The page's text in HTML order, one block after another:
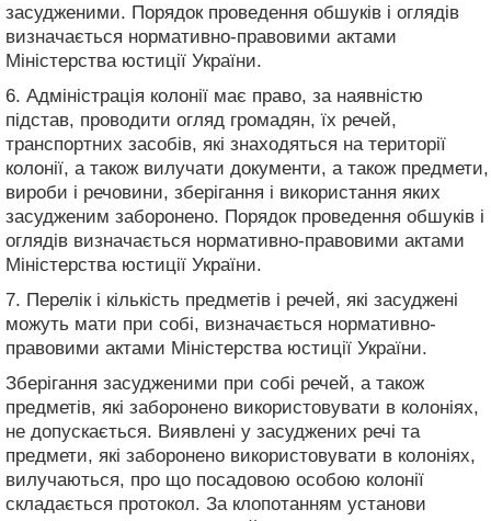
засудженими. Порядок проведення обшуків і оглядів
визначається нормативно-правовими актами
Міністерства юстиції України.
6. Адміністрація колонії має право, за наявністю
підстав, проводити огляд громадян, їх речей,
транспортних засобів, які знаходяться на території
колонії, а також вилучати документи, а також предмети,
вироби і речовини, зберігання і використання яких
засудженим заборонено. Порядок проведення обшуків і
оглядів визначається нормативно-правовими актами
Міністерства юстиції України.
7. Перелік і кількість предметів і речей, які засуджені
можуть мати при собі, визначається нормативно-
правовими актами Міністерства юстиції України.
Зберігання засудженими при собі речей, а також
предметів, які заборонено використовувати в колоніях,
не допускається. Виявлені у засуджених речі та
предмети, які заборонено використовувати в колоніях,
вилучаються, про що посадовою особою колонії
складається протокол. За клопотанням установи